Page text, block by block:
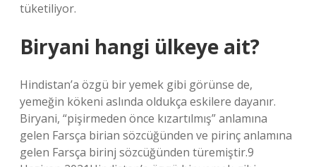
tüketiliyor.
Biryani hangi ülkeye ait?
Hindistan’a özgü bir yemek gibi görünse de,
yemeğin kökeni aslında oldukça eskilere dayanır.
Biryani, “pişirmeden önce kızartılmış” anlamına
gelen Farsça birian sözcüğünden ve pirinç anlamına
gelen Farsça birinj sözcüğünden türemiştir.9